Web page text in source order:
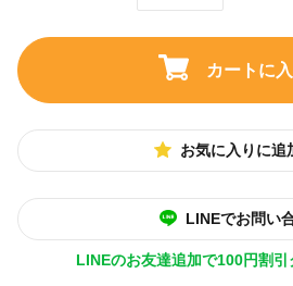
カートに
お気に入りに追
LINEでお問い
LINEのお友達追加で100円割引